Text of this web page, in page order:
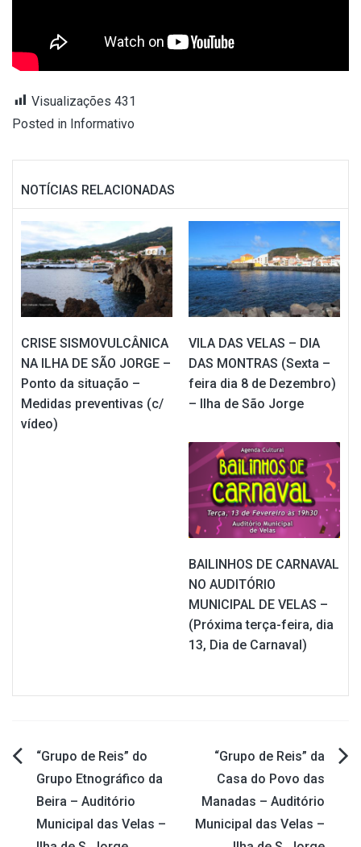
Visualizações 431
Posted in Informativo
NOTÍCIAS RELACIONADAS
CRISE SISMOVULCÂNICA
NA ILHA DE SÃO JORGE –
Ponto da situação –
Medidas preventivas (c/
vídeo)
VILA DAS VELAS – DIA
DAS MONTRAS (Sexta –
feira dia 8 de Dezembro)
– Ilha de São Jorge
BAILINHOS DE CARNAVAL
NO AUDITÓRIO
MUNICIPAL DE VELAS –
(Próxima terça-feira, dia
13, Dia de Carnaval)
Navegação
de
“Grupo de Reis” do
Grupo Etnográfico da
Beira – Auditório
Municipal das Velas –
“Grupo de Reis” da
Casa do Povo das
Manadas – Auditório
Municipal das Velas –